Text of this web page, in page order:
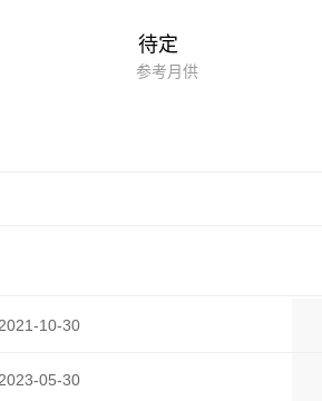
待定
参考月供
2021-10-30
2023-05-30